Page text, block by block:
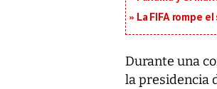
La FIFA rompe
Durante una
la presidencia